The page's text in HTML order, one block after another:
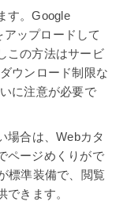
す。Google
ップロードして
この方法はサービ
ウンロード制限な
に注意が必要で
場合は、Webカタ
ページめくりがで
標準装備で、閲覧
きます。